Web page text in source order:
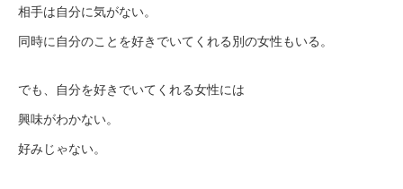
相手は自分に気がない。
同時に自分のことを好きでいてくれる別の女性もいる。
でも、自分を好きでいてくれる女性には
興味がわかない。
好みじゃない。